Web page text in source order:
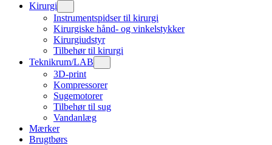
Kirurgi
Instrumentspidser til kirurgi
Kirurgiske hånd- og vinkelstykker
Kirurgiudstyr
Tilbehør til kirurgi
Teknikrum/LAB
3D-print
Kompressorer
Sugemotorer
Tilbehør til sug
Vandanlæg
Mærker
Brugtbørs